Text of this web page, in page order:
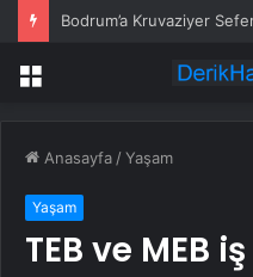
Bodrum’a Kruvaziyer
Menü
Anasayfa /Yaşam
Yaşam
TEB ve MEB